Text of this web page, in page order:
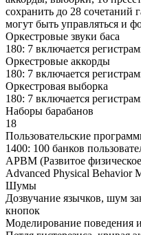
сохранить до 28 сочетаний
могут быть управляться и
Оркестровые звуки баса
180: 7 включается
Оркестровые аккорды
180: 7 включается
Оркестровая выборка
180: 7 включается
Наборы барабанов
18
Пользовательские
1400: 100 банков
APBM (Развитое
Advanced Physical Behavior
Шумы
Дозвучание язычков, шум
кнопок
Моделирование поведения